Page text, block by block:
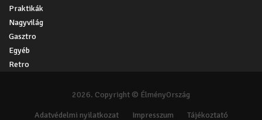
Praktikák
Nagyvilág
Gasztro
Egyéb
Retro
2026. Copyright © ÉlményOrszág
Adatvédelmi nyilatkozat Impresszum Tájékoztató